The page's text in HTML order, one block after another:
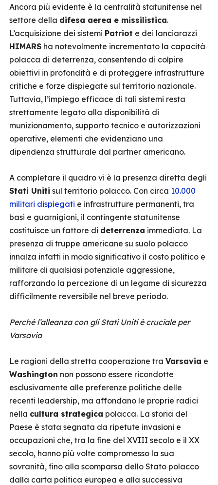
Ancora più evidente è la centralità statunitense nel
settore della difesa aerea e missilistica.
L’acquisizione dei sistemi Patriot e dei lanciarazzi
HIMARS ha notevolmente incrementato la capacità
polacca di deterrenza, consentendo di colpire
obiettivi in profondità e di proteggere infrastrutture
critiche e forze dispiegate sul territorio nazionale.
Tuttavia, l’impiego efficace di tali sistemi resta
strettamente legato alla disponibilità di
munizionamento, supporto tecnico e autorizzazioni
operative, elementi che evidenziano una
dipendenza strutturale dal partner americano.
A completare il quadro vi è la presenza diretta degli
Stati Uniti sul territorio polacco. Con circa 10.000
militari dispiegati e infrastrutture permanenti, tra
basi e guarnigioni, il contingente statunitense
costituisce un fattore di deterrenza immediata. La
presenza di truppe americane su suolo polacco
innalza infatti in modo significativo il costo politico e
militare di qualsiasi potenziale aggressione,
rafforzando la percezione di un legame di sicurezza
difficilmente reversibile nel breve periodo.
Perché l’alleanza con gli Stati Uniti è cruciale per
Varsavia
Le ragioni della stretta cooperazione tra Varsavia e
Washington non possono essere ricondotte
esclusivamente alle preferenze politiche delle
recenti leadership, ma affondano le proprie radici
nella cultura strategica polacca. La storia del
Paese è stata segnata da ripetute invasioni e
occupazioni che, tra la fine del XVIII secolo e il XX
secolo, hanno più volte compromesso la sua
sovranità, fino alla scomparsa dello Stato polacco
dalla carta politica europea e alla successiva